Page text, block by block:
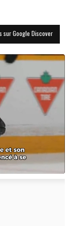
sur Google Discover